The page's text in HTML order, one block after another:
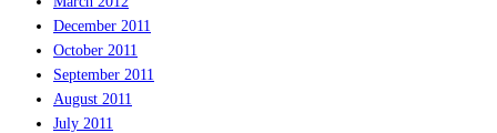
December 2011
October 2011
September 2011
August 2011
July 2011